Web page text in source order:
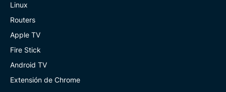
Linux
Routers
Apple TV
Fire Stick
Android TV
Extensión de Chrome